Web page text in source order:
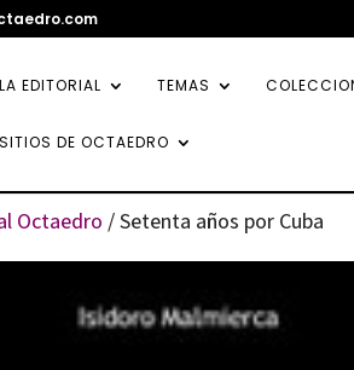
LA EDITORIAL TEMAS
SITIOS DE OCTAEDRO
Octaedro / Setenta años por Cuba